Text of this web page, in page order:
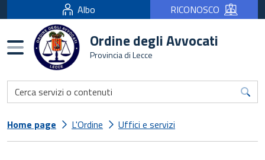
Albo RICONOSCO
Burger menu Ordine degli Avvocati
Provincia di Lecce
Home page L'Ordine Uffici e servizi